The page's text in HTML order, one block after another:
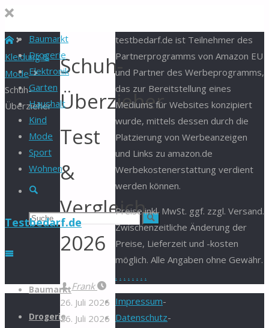
Baumarkt
Drogerie
Elektronik
Garten
Haushalt
Kind
Mode
Sport
Wohnen
Suche
Suchen Suche
Testbedarf.de
Zum
springen
Baumarkt
Drogerie
Start
Kleidung &
Mode
Schuh-
Überzieher
Schuh-
Überzieher
Test
&
Vergleich
2026
Frank
26. Juli 2026
26. Juli 2026
testbedarf.de ist Teilnehmer des
Partnerprogramms von Amazon EU
und Partner des Werbeprogramms,
das zur Bereitstellung eines
Mediums für Websites konzipiert
wurde, mittels dessen durch die
Platzierung von Werbeanzeigen
und Links zu amazon.de
Werbekostenerstattung verdient
werden können.
Preise inkl. MwSt. ggf. zzgl. Versand.
Zwischenzeitliche Änderung der
Preise, Lieferzeit und -kosten
möglich. Alle Angaben ohne Gewähr.
. . . . . . . .
Impressum-
Datenschutz-